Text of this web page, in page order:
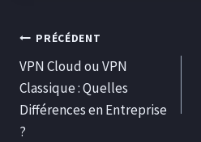
PRÉCÉDENT
VPN Cloud ou VPN
Classique : Quelles
Différences en Entreprise
?